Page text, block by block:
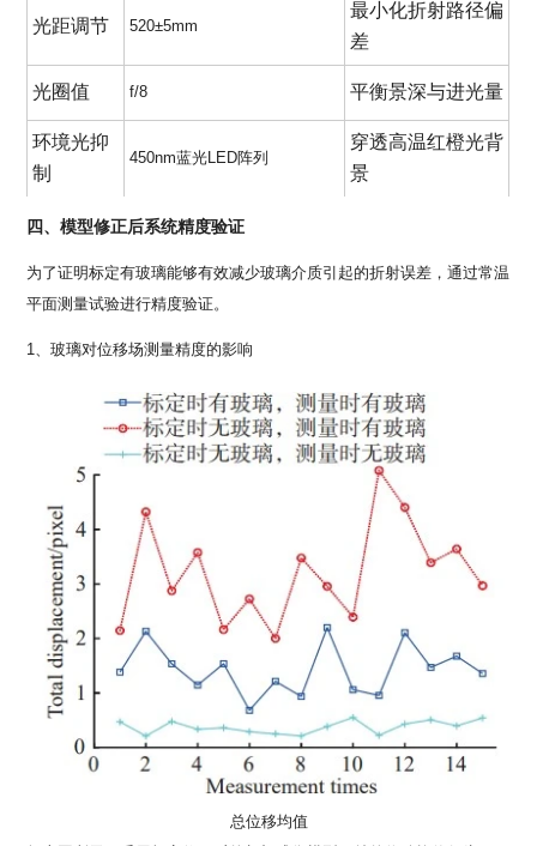
光距调节 520±5mm
最小化折射路径偏
差
光圈值 f/8 平衡景深与进光量
环境光抑
制
450nm蓝光 LED阵列
穿透高温红橙光背
景
四、模型修正后系统精度验证
为了证明标定有玻璃能够有效减少玻璃介质引起的折射误差，通过常温
平面测量试验进行精度验证。
1、玻璃对位移场测量精度的影响
总位移均值